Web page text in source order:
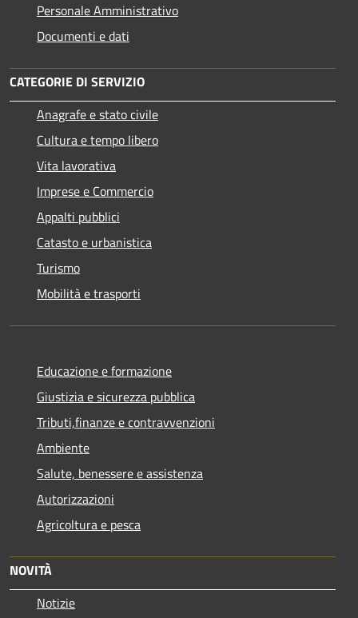
Personale Amministrativo
Documenti e dati
CATEGORIE DI SERVIZIO
Anagrafe e stato civile
Cultura e tempo libero
Vita lavorativa
Imprese e Commercio
Appalti pubblici
Catasto e urbanistica
Turismo
Mobilità e trasporti
Educazione e formazione
Giustizia e sicurezza pubblica
Tributi,finanze e contravvenzioni
Ambiente
Salute, benessere e assistenza
Autorizzazioni
Agricoltura e pesca
NOVITÀ
Notizie